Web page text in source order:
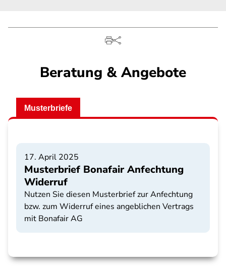
Beratung & Angebote
Musterbriefe
17. April 2025
Musterbrief Bonafair Anfechtung
Widerruf
Nutzen Sie diesen Musterbrief zur Anfechtung
bzw. zum Widerruf eines angeblichen Vertrags
mit Bonafair AG